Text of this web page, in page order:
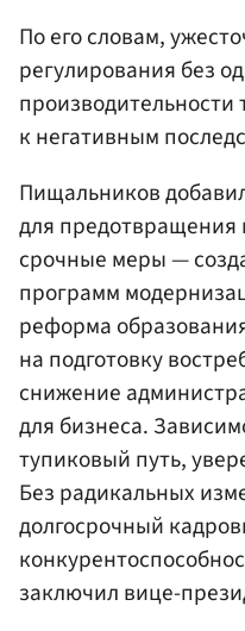
По его словам,
регулирования без
производительности
к негативным
Пищальников
для
срочные меры —
программ
реформа
на подготовку
снижение
для бизнеса.
тупиковый путь,
Без радикальных
долгосрочный
заключил вице-